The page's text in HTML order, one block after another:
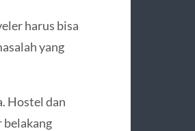
harus bisa
yang
Hostel dan